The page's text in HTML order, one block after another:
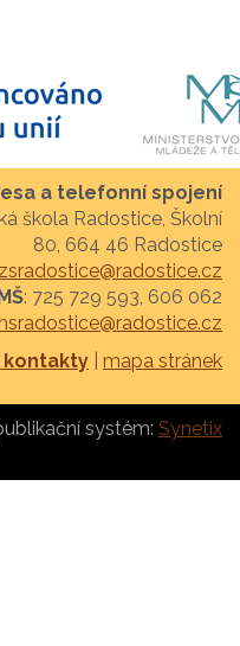
a telefonní spojení
škola Radostice, Školní
80, 664 46 Radostice
zsradostice@radostice.cz
: 725 729 593, 606 062
kontakty
mapa stránek
systém: Synetix